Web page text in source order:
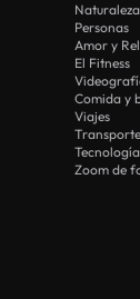
Naturaleza
Personas
Amor y
El Fitness
Comida y
Viajes
Transporte
Tecnología
Zoom de